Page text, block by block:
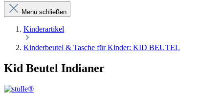
Menü schließen
Kinderartikel
Kinderbeutel & Tasche für Kinder: KID BEUTEL
Kid Beutel Indianer